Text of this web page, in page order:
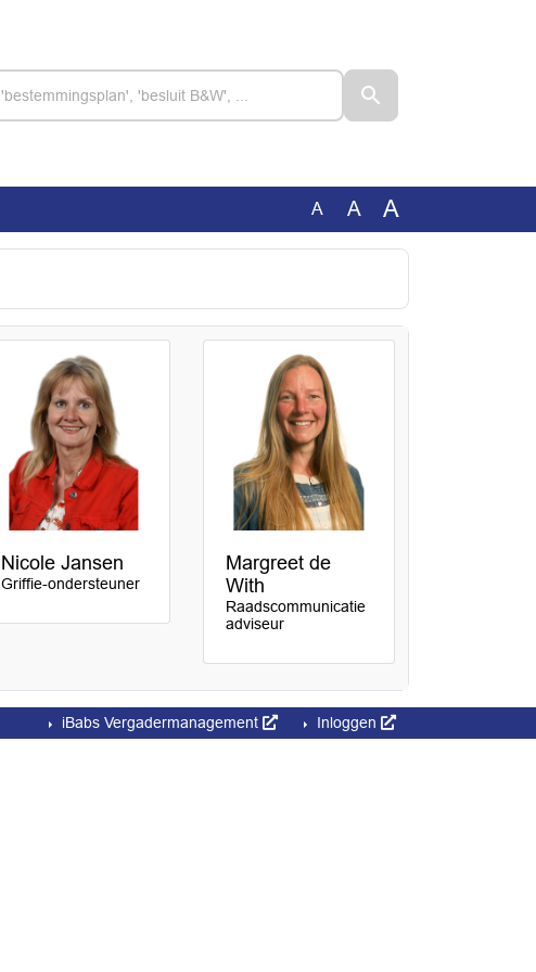
A A A
Nicole Jansen
Griffie-ondersteuner
Margreet de
With
Raadscommunicatie
adviseur
iBabs Vergadermanagement Inloggen